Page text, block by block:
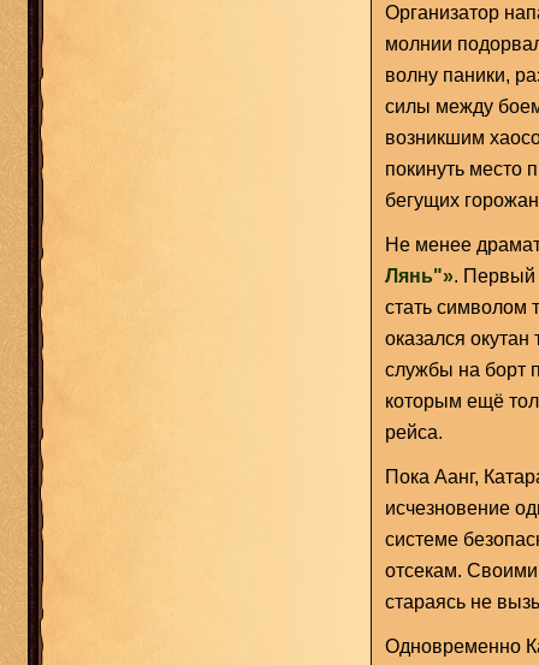
Организатор
молнии
волну паники,
силы между
возникшим
покинуть место
бегущих
Не менее
Лянь"». Первый
стать символом
оказался
службы на борт
которым ещё
рейса.
Пока Аанг,
исчезновение
системе
отсекам.
стараясь не
Одновременно